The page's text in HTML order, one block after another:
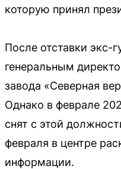
которую принял
После отставки экс-
генеральным
завода «Северная
Однако в феврале
снят с этой
февраля в центре
информации.